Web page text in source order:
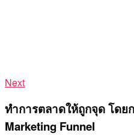
Next
ทำการตลาดให้ถูกจุด โดย
Marketing Funnel